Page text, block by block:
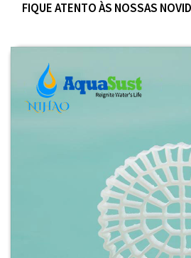
FIQUE ATENTO ÀS NOSSAS